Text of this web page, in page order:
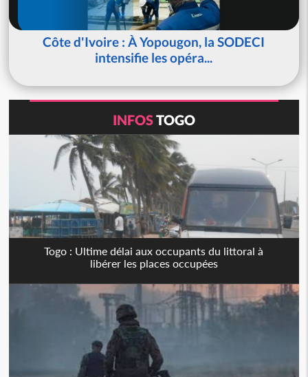
Côte d'Ivoire : À Yopougon, la SODECI
intensifie les opéra...
INFOSTOGO
Togo : Ultime délai aux occupants du littoral à
libérer les places occupées